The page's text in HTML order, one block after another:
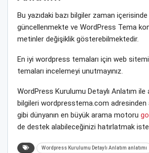
Bu yazıdaki bazı bilgiler zaman
güncellenmekte ve WordPress Tema
metinler değişiklik gösterebilmektedir.
En iyi wordpress temaları için web
temaları incelemeyi unutmayınız.
WordPress Kurulumu Detaylı Anlatım ile
bilgileri wordpresstema.com adresinden
gibi dünyanın en büyük arama motoru
de destek alabileceğinizi hatırlatmak
Wordpress Kurulumu Detaylı Anlatım anlatımı